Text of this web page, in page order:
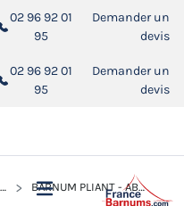
02 96 92 01
95
Demander un
devis
02 96 92 01
95
Demander un
devis
BARNUM PLIANT - ABRI PLIABLE ACIER LOISIRS 3MX4,5M BLANC